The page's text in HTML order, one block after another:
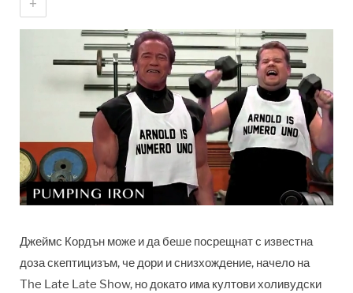
+
Джеймс Кордън може и да беше посрещнат с известна
доза скептицизъм, че дори и снизхождение, начело на
The Late Late Show, но докато има култови холивудски